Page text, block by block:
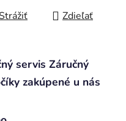
Zdieľať
servis Záručný
zakúpené u nás